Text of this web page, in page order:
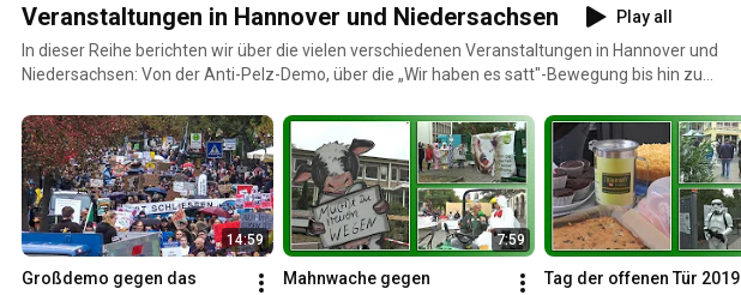
Veranstaltungen in Hannover und Niedersachsen
Play all
In dieser Reihe berichten wir über die vielen verschiedenen Veranstaltungen in Hannover und
Niedersachsen: Von der Anti-Pelz-Demo, über die „Wir haben es satt"-Bewegung bis hin zu
14:59
Großdemo gegen das
7:59
Mahnwache gegen
Tag der offenen Tür 2019 |